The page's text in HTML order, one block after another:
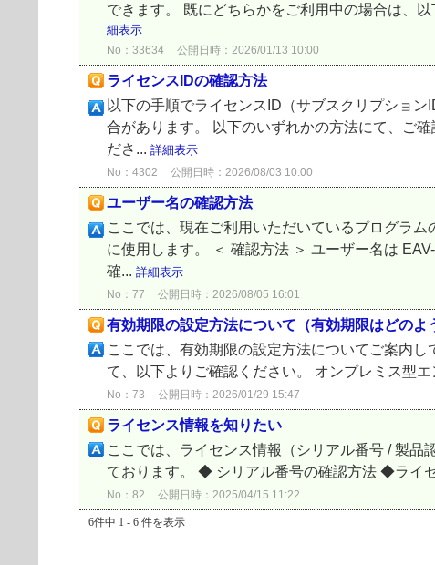
できます。 既にどちらかをご利用中の場合は、
細表示
No：33634 公開日時：2026/01/13 10:00
ライセンスIDの確認方法
以下の手順でライセンスID（サブスクリプショ
合があります。 以下のいずれかの方法にて、ご
ださ... 詳細表示
No：4302 公開日時：2026/08/03 10:00
ユーザー名の確認方法
ここでは、現在ご利用いただいているプログラ
に使用します。 ＜ 確認方法 ＞ ユーザー名は
確... 詳細表示
No：77 公開日時：2026/08/05 16:01
有効期限の設定方法について（有効期限はどのよ
ここでは、有効期限の設定方法についてご案内
て、以下よりご確認ください。 オンプレミス型
No：73 公開日時：2026/01/29 15:47
ライセンス情報を知りたい
ここでは、ライセンス情報（シリアル番号 / 製品
ております。 ◆ シリアル番号の確認方法 ◆ライ
No：82 公開日時：2025/04/15 11:22
6件中 1 - 6 件を表示